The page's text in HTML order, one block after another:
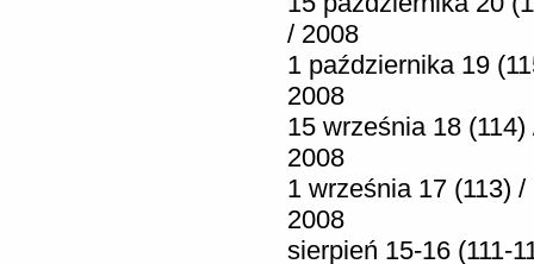
/ 2008
1 października 19
2008
15 września 18 (114)
2008
1 września 17 (113) /
2008
sierpień 15-16 (111-